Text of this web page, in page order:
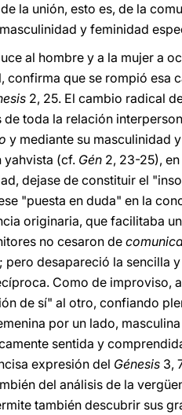
la unión, esto es, de la
y feminidad
al hombre y a la mujer a
confirma que se rompió esa
2, 25. El cambio radical
toda la relación
y mediante su masculinidad
yahvista (cf. Gén 2, 23-25),
dejase de constituir el
"puesta en duda" en la
originaria, que facilitaba
no cesaron de
desapareció la sencilla
Como de improviso,
de sí" al otro, confiando
por un lado,
sentida y
expresión del Génesis 3,
del análisis de la
también descubrir sus